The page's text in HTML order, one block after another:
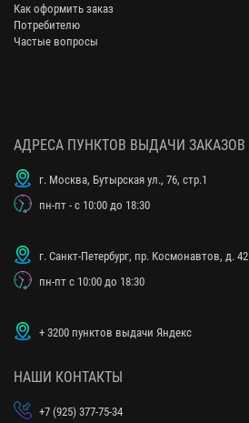
Как оформить заказ
Потребителю
Частые вопросы
АДРЕСА ПУНКТОВ ВЫДАЧИ ЗАКАЗОВ
г. Москва, Бутырская ул., 76, стр.1
пн-пт - с 10:00 до 18:30
г. Санкт-Петербург, пр. Космонавтов, д. 42
пн-пт с 10:00 до 18:30
+ 3200 пунктов выдачи Яндекс
НАШИ КОНТАКТЫ
+7 (925) 377-75-34